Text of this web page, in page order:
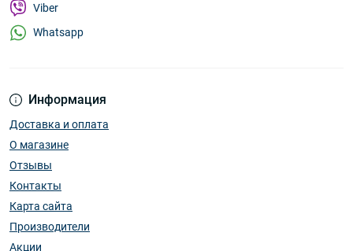
Информация
Доставка и оплата
О магазине
Отзывы
Контакты
Карта сайта
Производители
Акции
Viber
Whatsapp